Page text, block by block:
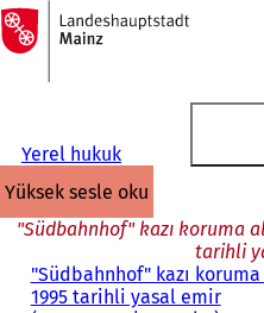
İçeriğe atla
Ana
sayfaya
Yerel hukuk
yüksek sesle oku
"Südbahnhof" kazı koruma
tarihli
"Südbahnhof" kazı
1995 tarihli yasal emir